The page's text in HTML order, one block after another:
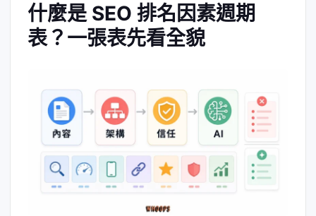
什麼是 SEO 排名因素週期
表？一張表先看全貌